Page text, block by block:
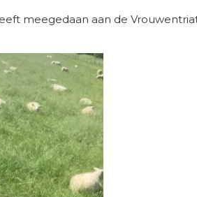
meegedaan aan de